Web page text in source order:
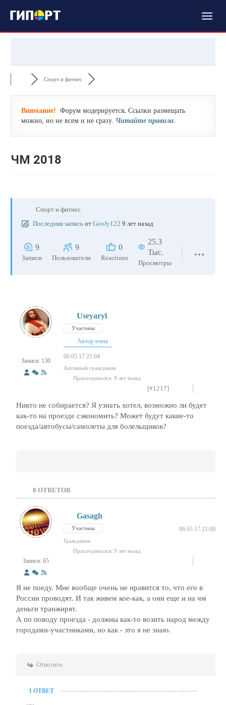
Спорт и фитнес
Внимание! Форум модерируется. Ссылки размещать
можно, но не всем и не сразу. Читайте правила.
ЧМ 2018
Спорт и фитнес
Последняя запись от Goofy122 9 лет назад
9
Записи
9
Пользователи
0
Reactions
25.3
Тыс.
Просмотры
Записи: 130
Useyaryl
Участник
Автор темы
06.05.17 21:04
Активный гражданин
Присоединился: 9 лет назад
[#1217]
Никто не собирается? Я узнать хотел, возможно ли будет
как-то на проезде сэкономить? Может будут какие-то
поезда/автобусы/самолеты для болельщиков?
8 ОТВЕТОВ
Записи: 65
Gasagh
Участник 06.05.17 21:09
Гражданин
Присоединился: 9 лет назад
Я не поеду. Мне вообще очень не нравится то, что его в
России проводят. И так живем кое-как, а они еще и на чм
деньги транжирят.
А по поводу проезда - должны как-то возить народ между
городами-участниками, но как - это я не знаю.
Ответить
1 ОТВЕТ